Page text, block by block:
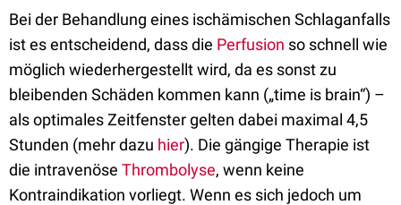
Bei der Behandlung eines ischämischen Schlaganfalls
ist es entscheidend, dass die Perfusion so schnell wie
möglich wiederhergestellt wird, da es sonst zu
bleibenden Schäden kommen kann („time is brain“) –
als optimales Zeitfenster gelten dabei maximal 4,5
Stunden (mehr dazu hier). Die gängige Therapie ist
die intravenöse Thrombolyse, wenn keine
Kontraindikation vorliegt. Wenn es sich jedoch um